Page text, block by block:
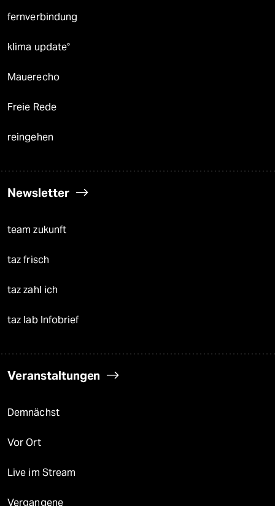
fernverbindung
klima update°
Mauerecho
Freie Rede
reingehen
Newsletter
team zukunft
taz frisch
taz zahl ich
taz lab Infobrief
Veranstaltungen
Demnächst
Vor Ort
Live im Stream
Vergangene